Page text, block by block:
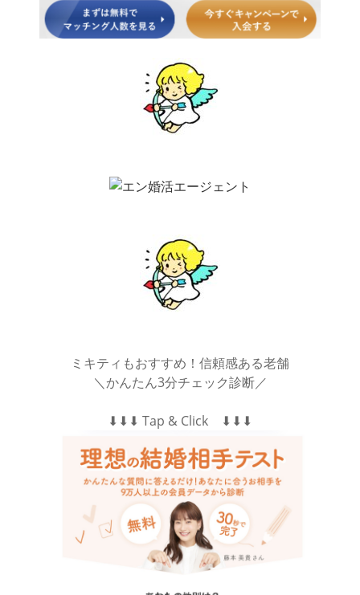
ミキティもおすすめ！信頼感ある老舗
＼かんたん3分チェック診断／
⬇︎⬇︎⬇︎ Tap & Click ⬇︎⬇︎⬇︎